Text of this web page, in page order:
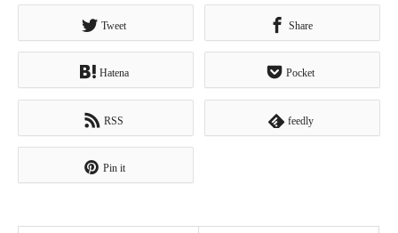
Tweet Share
Hatena Pocket
RSS feedly
Pin it